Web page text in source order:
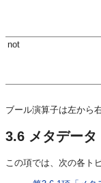
not
ブール演算子は左から
3.6 メタデー
この項では、次の各ト